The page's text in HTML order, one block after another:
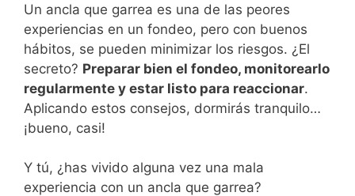
Un ancla que garrea es una de las peores
experiencias en un fondeo, pero con buenos
hábitos, se pueden minimizar los riesgos. ¿El
secreto? Preparar bien el fondeo, monitorearlo
regularmente y estar listo para reaccionar.
Aplicando estos consejos, dormirás tranquilo…
¡bueno, casi!
Y tú, ¿has vivido alguna vez una mala
experiencia con un ancla que garrea?